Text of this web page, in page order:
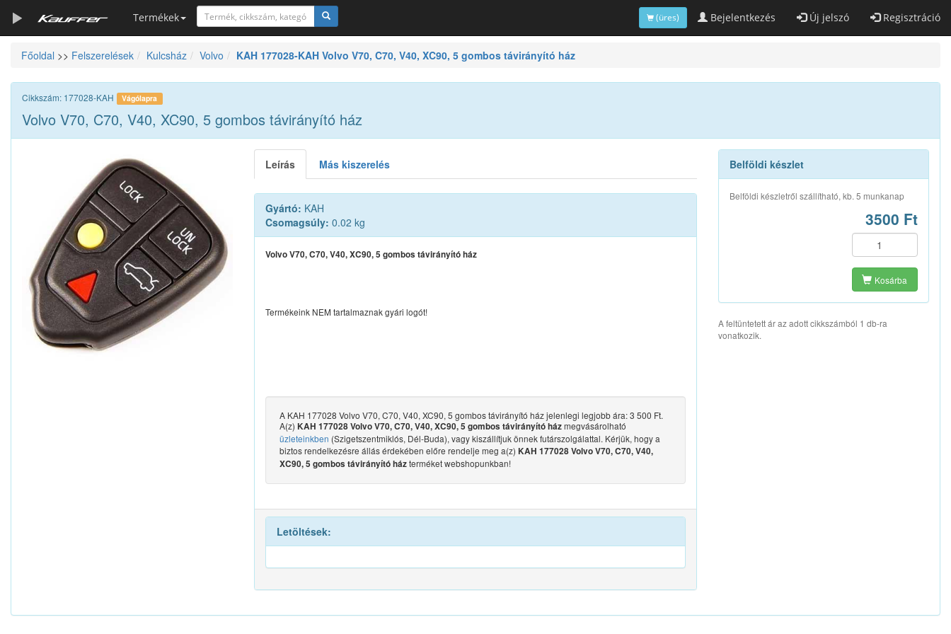
Termékek Bejelentkezés Új jelszó Regisztráció
(üres)
Szerszámkatalógus
Kosár
Alkatrészek
Főoldal >> Felszerelések Kulcsház Volvo KAH 177028-KAH Volvo V70, C70, V40, XC90, 5 gombos távirányító ház
Cikkszám: 177028-KAH Vágólapra
Volvo V70, C70, V40, XC90, 5 gombos távirányító ház
Leírás Más kiszerelés
Gyártó: KAH
Csomagsúly: 0.02 kg
Volvo V70, C70, V40, XC90, 5 gombos távirányító ház
Termékeink NEM tartalmaznak gyári logót!
A KAH 177028 Volvo V70, C70, V40, XC90, 5 gombos távirányító ház jelenlegi legjobb ára: 3 500 Ft.
A(z) KAH 177028 Volvo V70, C70, V40, XC90, 5 gombos távirányító házmegvásárolható
üzleteinkben (Szigetszentmiklós, Dél-Buda), vagy kiszállítjuk önnek futárszolgálattal. Kérjük, hogy a
biztos rendelkezésre állás érdekében előre rendelje meg a(z) KAH 177028 Volvo V70, C70, V40,
XC90, 5 gombos távirányító házterméket webshopunkban!
Letöltések:
Belföldi készlet
Belföldi készletről szállítható, kb. 5 munkanap
3500 Ft
Kosárba
A feltüntetett ár az adott cikkszámból 1 db-ra
vonatkozik.